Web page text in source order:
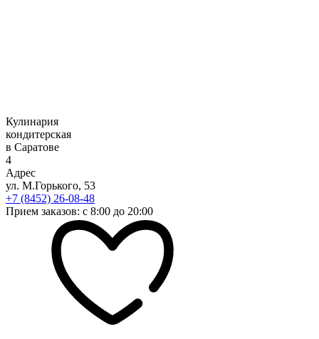
Кулинария
кондитерская
в Саратове
4
Адрес
ул. М.Горького, 53
+7 (8452) 26-08-48
Прием заказов: с 8:00 до 20:00